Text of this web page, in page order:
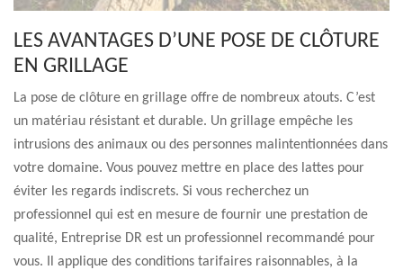
LES AVANTAGES D’UNE POSE DE CLÔTURE
EN GRILLAGE
La pose de clôture en grillage offre de nombreux atouts. C’est
un matériau résistant et durable. Un grillage empêche les
intrusions des animaux ou des personnes malintentionnées dans
votre domaine. Vous pouvez mettre en place des lattes pour
éviter les regards indiscrets. Si vous recherchez un
professionnel qui est en mesure de fournir une prestation de
qualité, Entreprise DR est un professionnel recommandé pour
vous. Il applique des conditions tarifaires raisonnables, à la